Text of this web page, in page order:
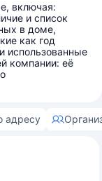
включая:
и список
в доме,
как год
использованные
компании: её
адресу